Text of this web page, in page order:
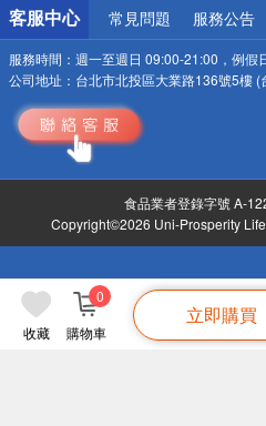
收藏 購物車
0
立即購買
客服中心 常見問題 服務公告
服務時間： 週一至週日 09:00-21:00，例假
公司地址： 台北市北投區大業路136號5樓 (
食品業者登錄字號 A-
Copyright©2026 Uni-Prosperity